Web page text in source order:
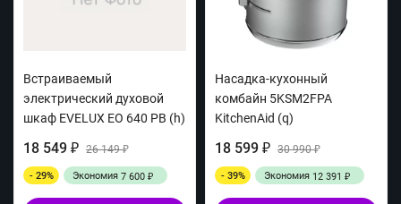
Встраиваемый
электрический духовой
шкаф EVELUX EO 640 PB (h)
18 549 ₽ 26 149₽
- 29% Экономия 7 600 ₽
Насадка-кухонный
комбайн 5KSM2FPA
KitchenAid (q)
18 599 ₽ 30 990₽
- 39% Экономия 12 391 ₽